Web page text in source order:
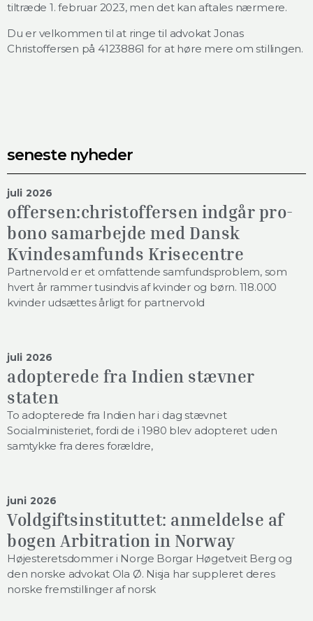
tiltræde 1. februar 2023, men det kan aftales nærmere.
Du er velkommen til at ringe til advokat Jonas
Christoffersen på 41238861 for at høre mere om stillingen.
seneste nyheder
juli 2026
offersen:christoffersen indgår pro-
bono samarbejde med Dansk
Kvindesamfunds Krisecentre
Partnervold er et omfattende samfundsproblem, som
hvert år rammer tusindvis af kvinder og børn. 118.000
kvinder udsættes årligt for partnervold
juli 2026
adopterede fra Indien stævner
staten
To adopterede fra Indien har i dag stævnet
Socialministeriet, fordi de i 1980 blev adopteret uden
samtykke fra deres forældre,
juni 2026
Voldgiftsinstituttet: anmeldelse af
bogen Arbitration in Norway
Højesteretsdommer i Norge Borgar Høgetveit Berg og
den norske advokat Ola Ø. Nisja har suppleret deres
norske fremstillinger af norsk